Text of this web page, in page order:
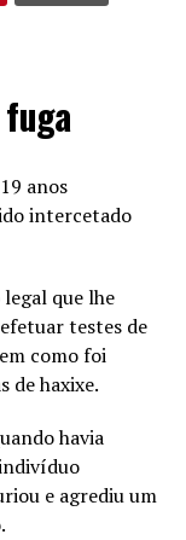
anos
intercetado
que lhe
testes de
como foi
de haxixe.
havia
e agrediu um